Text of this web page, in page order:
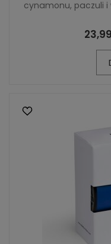
cynamonu, paczuli i